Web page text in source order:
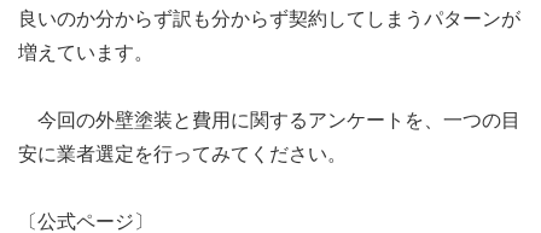
良いのか分からず訳も分からず契約してしまうパターンが
増えています。
今回の外壁塗装と費用に関するアンケートを、一つの目
安に業者選定を行ってみてください。
〔公式ページ〕